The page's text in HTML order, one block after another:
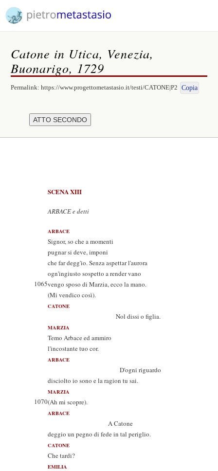
Catone in Utica, Venezia,
Buonarigo, 1729
Permalink:https://www.progettometastasio.it/testi/CATONE|P2 Copia
SCENA XIII
ARBACE e detti
ARBACE
Signor, so che a momenti
pugnar si deve, imponi
che far degg'io. Senza aspettar l'aurora
ogn'ingiusto sospetto a render vano
1065vengo sposo di Marzia, ecco la mano.
(Mi vendico così).
CATONE
Nol dissi o figlia.
MARZIA
Temo Arbace ed ammiro
l'incostante tuo cor.
ARBACE
D'ogni riguardo
disciolto io sono e la ragion tu sai.
MARZIA
1070(Ah mi scopre).
ARBACE
A Catone
deggio un pegno di fede in tal periglio.
CATONE
Che tardi?
EMILIA